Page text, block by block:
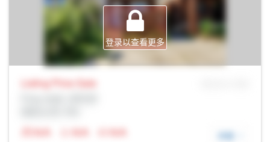
登录以查看更多
Listing Price Sale
N/A
N/A N/A 详细